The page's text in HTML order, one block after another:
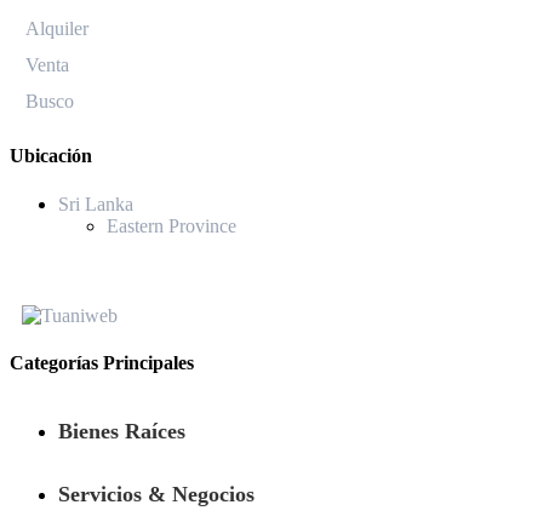
Alquiler
Venta
Busco
Ubicación
Sri Lanka
Eastern Province
Categorías Principales
Bienes Raíces
Servicios & Negocios